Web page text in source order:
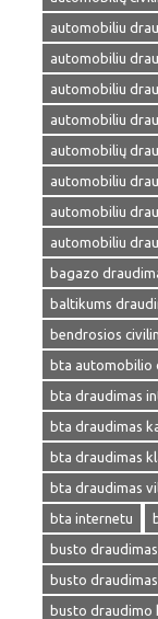
automobiliu
automobiliu
automobiliu
automobiliu
automobilių
automobiliu
automobiliu
automobiliu
bagazo
baltikums
bendrosios
bta automobilio
bta draudimas
bta draudimas
bta draudimas
bta draudimas
bta internetu
busto
busto
busto draudimo